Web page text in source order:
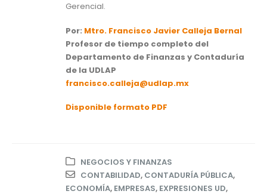
Gerencial.
Por: Mtro. Francisco Javier Calleja Bernal
Profesor de tiempo completo del
Departamento de Finanzas y Contaduría
de la UDLAP
francisco.calleja@udlap.mx
Disponible formato PDF
NEGOCIOS Y FINANZAS
CONTABILIDAD, CONTADURÍA PÚBLICA,
ECONOMÍA, EMPRESAS, EXPRESIONES UD,